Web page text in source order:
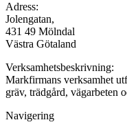
Adress:
Jolengatan,
431 49 Mölndal
Västra Götaland
Verksamhetsbeskrivning:
Markfirmans verksamhet
gräv, trädgård, vägarbeten
Navigering